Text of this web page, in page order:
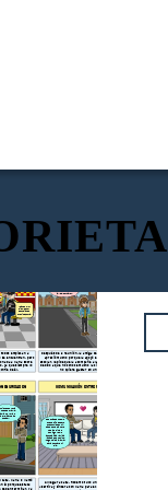
COMUNICACIÓN ENTRE PAREJA
empiezan a
se encuentran, pero
nada a Karla sobre
ya que siempre lo
de él.
Después de la reunión, la amiga de Roberto, la cual
apreció mucho porque la apoyó en aquel tiempo
escolar, le pide que la acompañe a la casa de sus tíos,
debido a que no conoce mucho la ciudad de Trujillo y
no quiere gastar en un taxi.
casa, Karla lo llamó
él porque estaba
deben terminar, ya
Al llegar a casa, Roberto tuvo una conversación
asertiva y sincera con Karla para explicar la situación
Yo ando muy
bien, estoy
estudiando
Arquitectura.
calles, por favor.
por qué
todo eso Karla,
mismo voy a tu
a explicarte las
cosas... Después de todo lo
que te dije espero
que confíes en mí,
sabes que siempre
he sido sincero
contigo y solo
acompañé a María a
la casa de sus tíos,
luego te iba a llamar
para contarte mi
día.